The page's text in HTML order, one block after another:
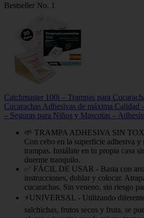
Bestseller No. 1
Catchmaster 100i – Trampas para
Cucarachas Adhesivas de máxima
– Seguras para Niños y Mascotas –
🌱 TRAMPA ADHESIVA SIN
Con cebo en la superficie adhesiva y
trampas. Instálate en tu propia casa
duerme tranquilo.
✅ FÁCIL DE USAR - Basta con
instrucciones, doblar y colocar.
cucarachas. Sin veneno, sin riesgo
⚡️UNIVERSAL - Utilizando
salchichas, frutos secos y fruta, se